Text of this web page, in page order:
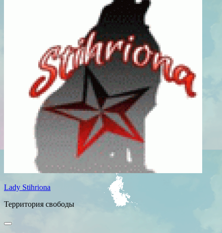
Lady Stihriona
Территория свободы